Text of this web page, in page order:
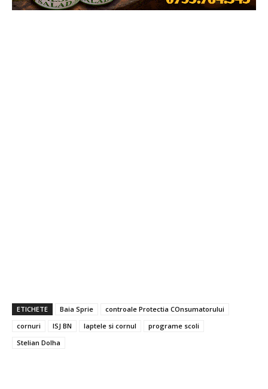
ETICHETE Baia Sprie
controale Protectia COnsumatorului
cornuri
ISJ BN laptele si cornul
programe scoli
Stelian Dolha